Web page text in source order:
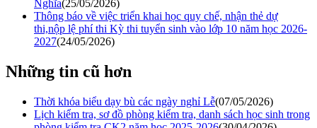
Nghĩa(25/05/2026)
Thông báo về việc triển khai học quy chế, nhận thẻ dự
thi,nộp lệ phí thi Kỳ thi tuyển sinh vào lớp 10 năm học 2026-
2027(24/05/2026)
Những tin cũ hơn
Thời khóa biểu dạy bù các ngày nghỉ Lễ(07/05/2026)
Lịch kiểm tra, sơ đồ phòng kiểm tra, danh sách học sinh trong